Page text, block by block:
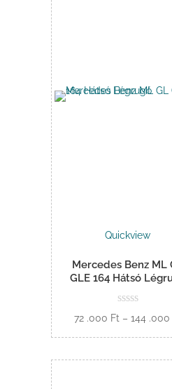
Quickview
Mercedes Benz ML
GLE 164 Hátsó
72 .000 Ft – 144 .000
Opciók